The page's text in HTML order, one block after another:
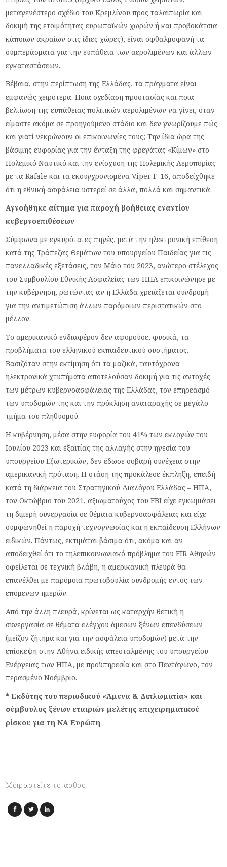
μεταγενέστερο σχέδιο του Κρεμλίνου προς ταλαιπωρία και
δοκιμή της ετοιμότητας ευρωπαϊκών χωρών ή και προβοκάτσια
κάποιων ακραίων στις ίδιες χώρες), είναι οφθαλμοφανή τα
συμπεράσματα για την ευπάθεια των αερολιμένων και άλλων
εγκαταστάσεων.
Βέβαια, στην περίπτωση της Ελλάδας, τα πράγματα είναι
εμφανώς χειρότερα. Ποια σχεδίαση προστασίας και ποια
βελτίωση της ευπάθειας πολιτικών αερολιμένων να γίνει, όταν
είμαστε ακόμα σε προηγούμενο στάδιο και δεν γνωρίζουμε πώς
και γιατί νεκρώνουν οι επικοινωνίες τους; Την ίδια ώρα της
βάσιμης ευφορίας για την ένταξη της φρεγάτας «Κίμων» στο
Πολεμικό Ναυτικό και την ενίσχυση της Πολεμικής Αεροπορίας
με τα Rafale και τα εκσυγχρονισμένα Viper F-16, αποδείχθηκε
ότι η εθνική ασφάλεια υστερεί σε άλλα, πολλά και σημαντικά.
Αγνοήθηκε αίτημα για παροχή βοήθειας εναντίον
κυβερνοεπιθέσεων
Σύμφωνα με εγκυρότατες πηγές, μετά την ηλεκτρονική επίθεση
κατά της Τράπεζας Θεμάτων του υπουργείου Παιδείας για τις
πανελλαδικές εξετάσεις, τον Μάιο του 2023, ανώτερο στέλεχος
του Συμβουλίου Εθνικής Ασφαλείας των ΗΠΑ επικοινώνησε με
την κυβέρνηση, ρωτώντας αν η Ελλάδα χρειάζεται συνδρομή
για την αντιμετώπιση άλλων παρόμοιων περιστατικών στο
μέλλον.
Το αμερικανικό ενδιαφέρον δεν αφορούσε, φυσικά, τα
προβλήματα του ελληνικού εκπαιδευτικού συστήματος.
Βασιζόταν στην εκτίμηση ότι τα μαζικά, ταυτόχρονα
ηλεκτρονικά χτυπήματα αποτελούσαν δοκιμή για τις αντοχές
των μέτρων κυβερνοασφάλειας της Ελλάδας, τον επηρεασμό
των υποδομών της και την πρόκληση αναταραχής σε μεγάλο
τμήμα του πληθυσμού.
Η κυβέρνηση, μέσα στην ευφορία του 41% των εκλογών του
Ιουλίου 2023 και εξαιτίας της αλλαγής στην ηγεσία του
υπουργείου Εξωτερικών, δεν έδωσε σοβαρή συνέχεια στην
αμερικανική πρόταση. Η στάση της προκάλεσε έκπληξη, επειδή
κατά τη διάρκεια του Στρατηγικού Διαλόγου Ελλάδας – ΗΠΑ,
τον Οκτώβριο του 2021, αξιωματούχος του FBI είχε εγκωμιάσει
τη διμερή συνεργασία σε θέματα κυβερνοασφάλειας και είχε
συμφωνηθεί η παροχή τεχνογνωσίας και η εκπαίδευση Ελλήνων
ειδικών. Πάντως, εκτιμάται βάσιμα ότι, ακόμα και αν
αποδειχθεί ότι το τηλεπικοινωνιακό πρόβλημα του FIR Αθηνών
οφείλεται σε τεχνική βλάβη, η αμερικανική πλευρά θα
επανέλθει με παρόμοια πρωτοβουλία συνδρομής εντός των
επόμενων ημερών.
Από την άλλη πλευρά, κρίνεται ως καταρχήν θετική η
συνεργασία σε θέματα ελέγχου άμεσων ξένων επενδύσεων
(μείζον ζήτημα και για την ασφάλεια υποδομών) μετά την
επίσκεψη στην Αθήνα ειδικής απεσταλμένης του υπουργείου
Ενέργειας των ΗΠΑ, με προϋπηρεσία και στο Πεντάγωνο, τον
περασμένο Νοέμβριο.
* Εκδότης του περιοδικού «Άμυνα & Διπλωματία» και
σύμβουλος ξένων εταιριών μελέτης επιχειρηματικού
ρίσκου για τη ΝΑ Ευρώπη
Μοιραστείτε το άρθρο